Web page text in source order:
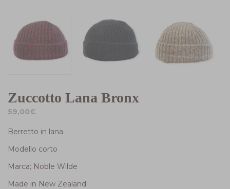
Zuccotto Lana Bronx
59,00€
Berretto in lana
Modello corto
Marca; Noble Wilde
Made in New Zealand